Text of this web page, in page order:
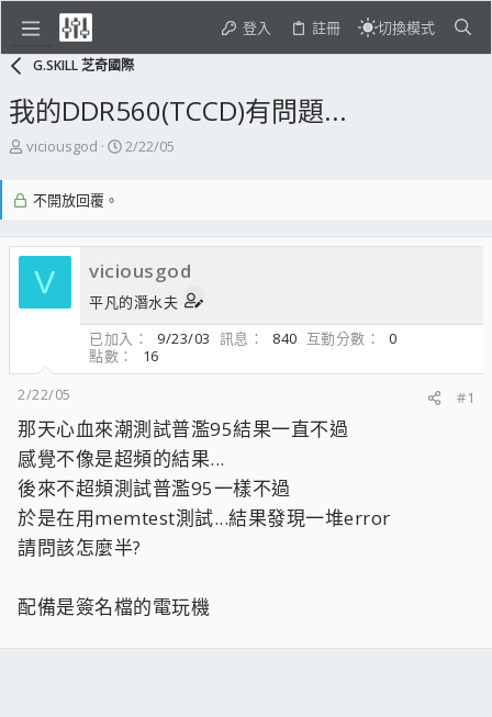
登入 註冊 切換模式
G.SKILL 芝奇國際
我的DDR560(TCCD)有問題...
主
起
人
viciousgod
開
2/22/05
不開放回覆。
V viciousgod
平凡的潛水夫
已加入
9/23/03 訊息 840 互動分數
0
點數
16
2/22/05
#1
那天心血來潮測試普濫95結果一直不過
感覺不像是超頻的結果...
後來不超頻測試普濫95一樣不過
於是在用memtest測試...結果發現一堆error
請問該怎麼半?
配備是簽名檔的電玩機